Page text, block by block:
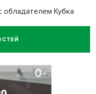
обладателем Кубка